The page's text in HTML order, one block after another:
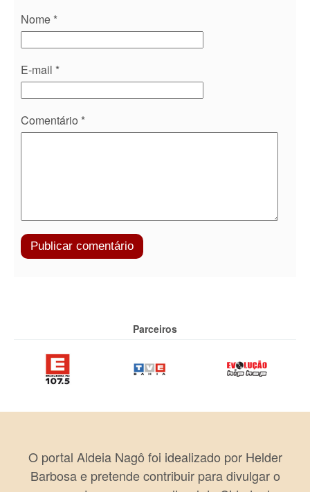
Nome *
E-mail *
Comentário *
Parceiros
O portal Aldeia Nagô foi idealizado por Helder
Barbosa e pretende contribuir para divulgar o